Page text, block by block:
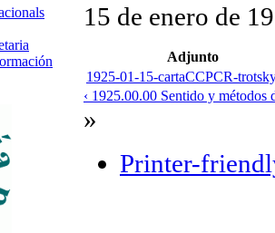
15 de enero de
Adjunto
1925-01-15-cartaCCPCR-
‹ 1925.00.00 Sentido y métodos
»
Printer-